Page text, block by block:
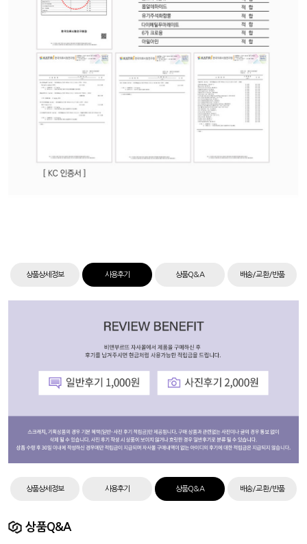
상품상세정보 사용후기 상품Q&A 배송/교환/반품
상품상세정보 사용후기 상품Q&A 배송/교환/반품
상품Q&A